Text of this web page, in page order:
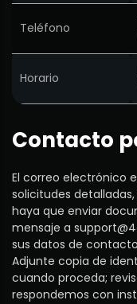
Teléfono
Horario
Contacto
El correo electrónico
solicitudes
haya que enviar
mensaje a
sus datos de
Adjunte copia de
cuando proceda;
respondemos con